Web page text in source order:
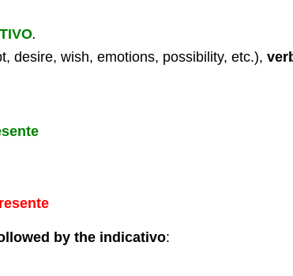
.
desire, wish, emotions, possibility, etc.),
by the indicativo: